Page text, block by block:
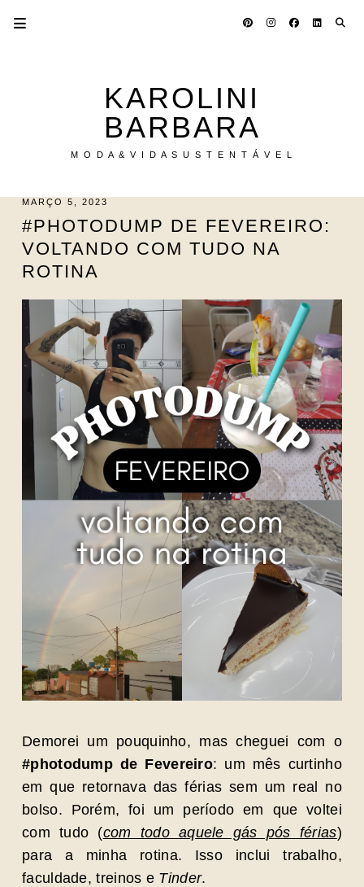
KAROLINI
BARBARA
M O D A & V I D A S U S T E N T Á V E L
MARÇO 5, 2023
#PHOTODUMP DE FEVEREIRO:
VOLTANDO COM TUDO NA
ROTINA
Demorei um pouquinho, mas cheguei com o
#photodump de Fevereiro: um mês curtinho
em que retornava das férias sem um real no
bolso. Porém, foi um período em que voltei
com tudo (com todo aquele gás pós férias)
para a minha rotina. Isso inclui trabalho,
faculdade, treinos e Tinder.